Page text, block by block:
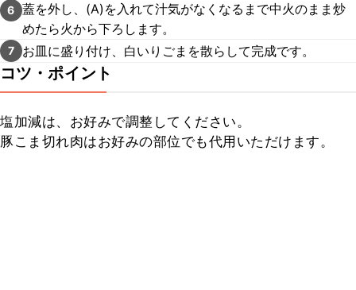
6 蓋を外し、(A)を入れて汁気がなくなるまで中火のまま炒
めたら火から下ろします。
7 お皿に盛り付け、白いりごまを散らして完成です。
コツ・ポイント
塩加減は、お好みで調整してください。
豚こま切れ肉はお好みの部位でも代用いただけます。